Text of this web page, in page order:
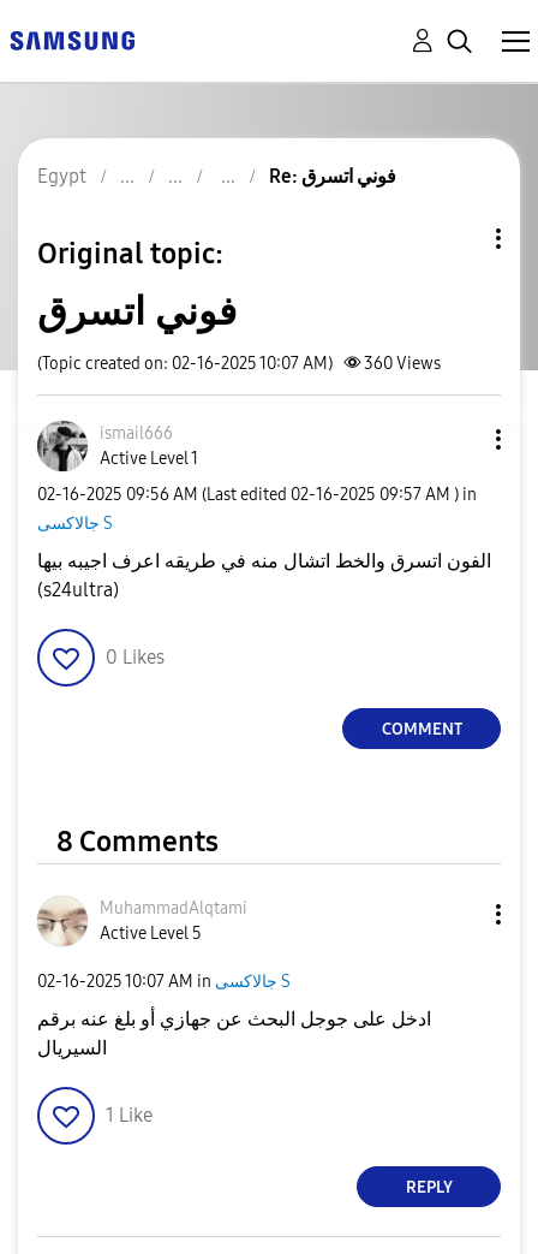
Egypt Re: فوني اتسرق
Original topic:
فوني اتسرق
(Topic created on: 02-16-2025 10:07 AM) 360Views
ismail666
Active Level 1
‎02-16-2025 09:56 AM (Last edited ‎02-16-2025 09:57 AM ) in
جالاكسى S
الفون اتسرق والخط اتشال منه في طريقه اعرف اجيبه بيها
(s24ultra)
0 Likes
COMMENT
8 Comments
MuhammadAlqtami
Active Level 5
‎02-16-202510:07 AM in جالاكسى S
ادخل على جوجل البحث عن جهازي أو بلغ عنه برقم
السيريال
1 Like
REPLY